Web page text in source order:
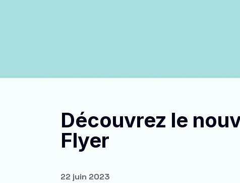
Découvrez le
Flyer
22 juin 2023